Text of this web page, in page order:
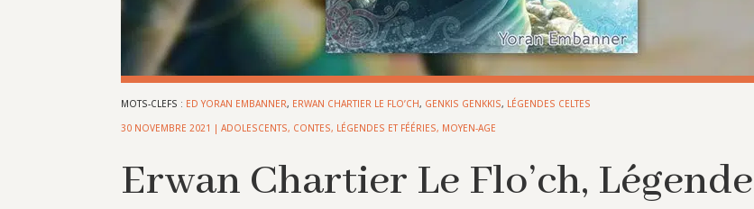
MOTS-CLEFS : ED YORAN EMBANNER, ERWAN CHARTIER LE FLO’CH, GENKIS GENKKIS, LÉGENDES CELTES
30 NOVEMBRE 2021 |ADOLESCENTS, CONTES, LÉGENDES ET FÉÉRIES, MOYEN-AGE
Erwan Chartier Le Flo’ch,